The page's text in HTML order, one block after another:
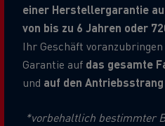
einer Herstellergarantie
von bis zu 6 Jahren oder
Ihr Geschäft
Garantie auf das gesamte
und auf den
*vorbehaltlich bestimmter